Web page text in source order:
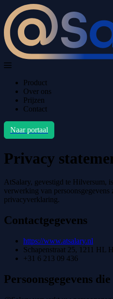
Product
Over ons
Prijzen
Contact
Naar portaal
Privacy
AtSalary, gevestigd te Hilversum,
verwerking van persoonsgegevens
privacyverklaring.
Contactgegevens
https://www.atsalary.nl
Schapenstraat 25, 1211 HL
+31 6 213 09 436
Persoonsgegevens